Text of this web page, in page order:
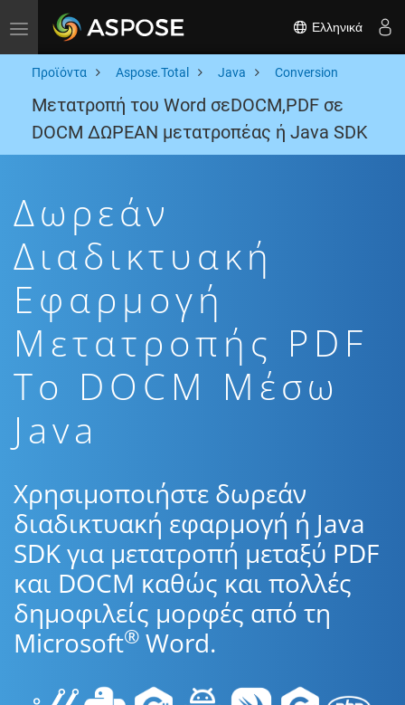
Toggle navigation Ελληνικά
Προϊόντα Aspose.Total Java Conversion
Μετατροπή του Word σεDOCM,PDF σε
DOCM ΔΩΡΕΑΝ μετατροπέας ή Java SDK
Δωρεάν
Διαδικτυακή
Εφαρμογή
Μετατροπής PDF
To DOCM Μέσω
Java
Χρησιμοποιήστε δωρεάν
διαδικτυακή εφαρμογή ή Java
SDK για μετατροπή μεταξύ PDF
και DOCM καθώς και πολλές
δημοφιλείς μορφές από τη
Microsoft® Word.